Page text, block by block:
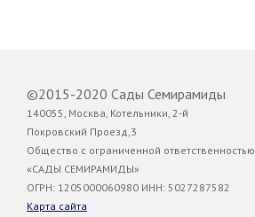
©2015-2020 Сады Семирамиды
140055, Москва, Котельники, 2-й
Покровский Проезд,3
Общество с ограниченной ответственностью
«САДЫ СЕМИРАМИДЫ»
ОГРН: 1205000060980 ИНН: 5027287582
Карта сайта